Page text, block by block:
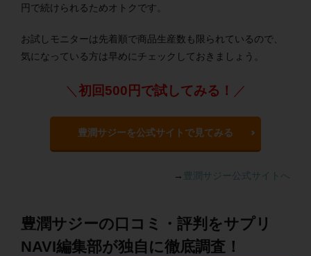
円で続けられるためオトクです。
お試しモニターは先着順で商品生産数も限られているので、
気になっている方は早めにチェックしておきましょう。
＼ 初回500円で試してみる！ ／
豊潤サジーを公式サイトで見てみる
→ 豊潤サジー公式サイトへ
豊潤サジーの口コミ・評判をサプリ
NAVI編集部が独自に徹底調査！